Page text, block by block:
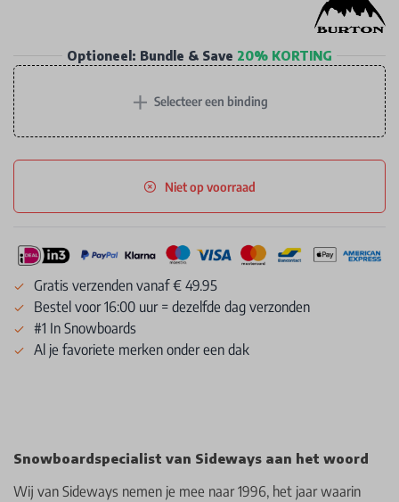
Optioneel: Bundle & Save 20% KORTING
+ Selecteer een binding
Niet op voorraad
Gratis verzenden vanaf € 49.95
Bestel voor 16:00 uur = dezelfde dag verzonden
#1 In Snowboards
Al je favoriete merken onder een dak
Snowboardspecialist van Sideways aan het woord
Wij van Sideways nemen je mee naar 1996, het jaar waarin